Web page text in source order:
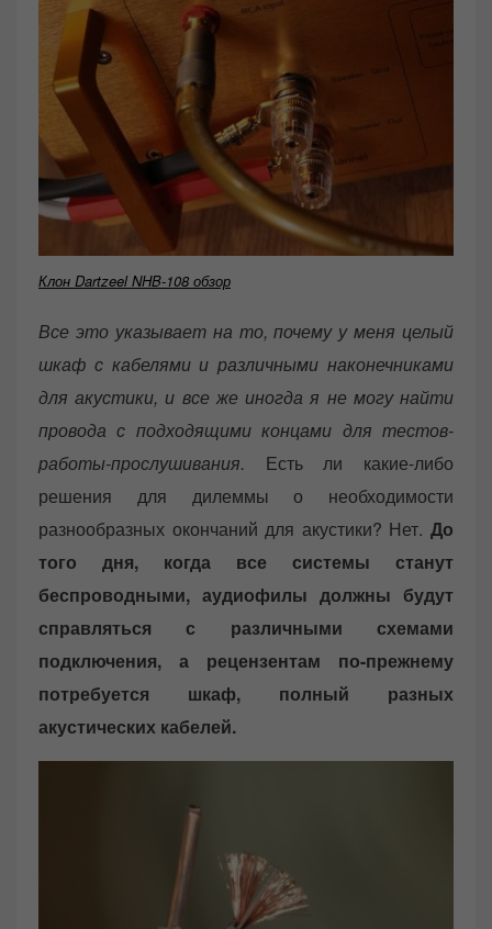
Клон Dartzeel NHB-108 обзор
Все это указывает на то, почему у меня целый
шкаф с кабелями и различными наконечниками
для акустики, и все же иногда я не могу найти
провода с подходящими концами для тестов-
работы-прослушивания. Есть ли какие-либо
решения для дилеммы о необходимости
разнообразных окончаний для акустики? Нет. До
того дня, когда все системы станут
беспроводными, аудиофилы должны будут
справляться с различными схемами
подключения, а рецензентам по-прежнему
потребуется шкаф, полный разных
акустических кабелей.